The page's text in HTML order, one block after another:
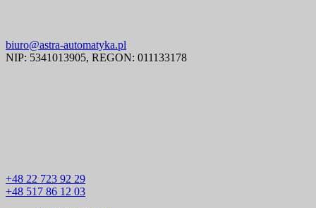
biuro@astra-automatyka.pl
NIP: 5341013905, REGON: 011133178
+48 22 723 92 29
+48 517 86 12 03